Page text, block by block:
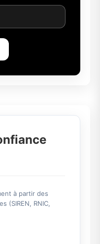
à partir des
(SIREN, RNIC,